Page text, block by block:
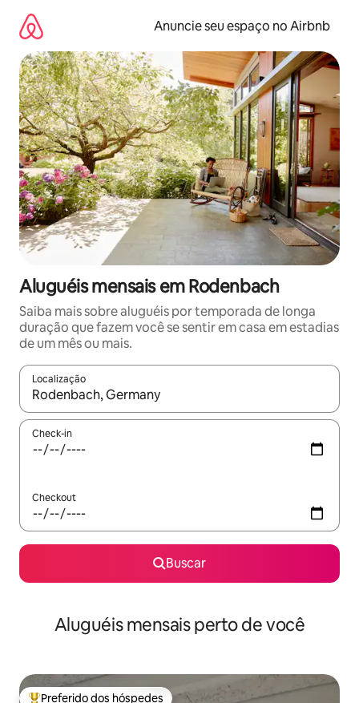
para
conteúdo
Anuncie seu espaço no Airbnb
Aluguéis mensais em Rodenbach
Saiba mais sobre aluguéis por temporada de longa
duração que fazem você se sentir em casa em estadias
de um mês ou mais.
Localização
Quando os resultados estiverem disponíveis, explore-os
Check-in
Checkout
Buscar
Aluguéis mensais perto de você
Preferido dos hóspedes